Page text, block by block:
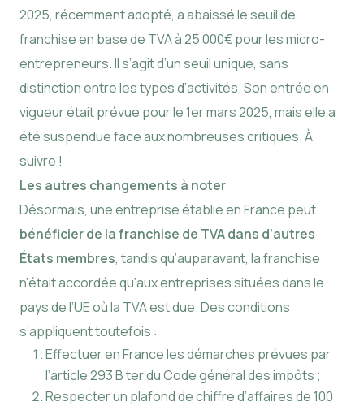
2025, récemment adopté, a abaissé le seuil de
franchise en base de TVA à 25 000€ pour les micro-
entrepreneurs. Il s’agit d’un seuil unique, sans
distinction entre les types d’activités. Son entrée en
vigueur était prévue pour le 1er mars 2025, mais elle a
été suspendue face aux nombreuses critiques. À
suivre !
Les autres changements à noter
Désormais, une entreprise établie en France peut
bénéficier de la franchise de TVA dans d’autres
États membres, tandis qu’auparavant, la franchise
n’était accordée qu’aux entreprises situées dans le
pays de l’UE où la TVA est due. Des conditions
s’appliquent toutefois :
Effectuer en France les démarches prévues par
l’article 293 B ter du Code général des impôts ;
Respecter un plafond de chiffre d’affaires de 100